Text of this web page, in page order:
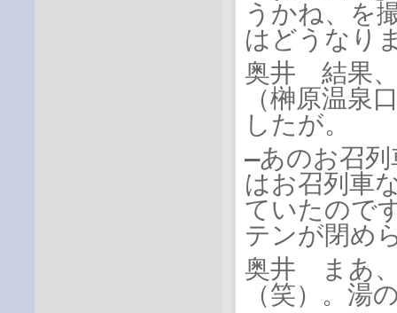
うかね、を
はどうなり
奥井 結果、
（榊原温泉
したが。
―あのお召
はお召列車
ていたので
テンが閉め
奥井 まあ
（笑）。湯